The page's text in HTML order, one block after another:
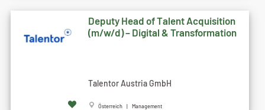
Deputy Head of Talent Acquisition
(m/w/d) – Digital & Transformation
Talentor Austria GmbH
Österreich | Management